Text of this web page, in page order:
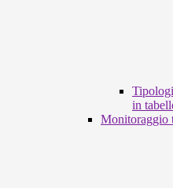
in
Monitoraggio